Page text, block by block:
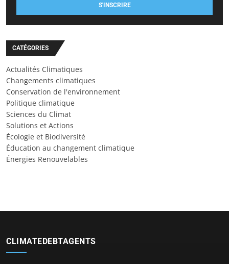
S'INSCRIRE
CATÉGORIES
Actualités Climatiques
Changements climatiques
Conservation de l'environnement
Politique climatique
Sciences du Climat
Solutions et Actions
Écologie et Biodiversité
Éducation au changement climatique
Énergies Renouvelables
CLIMATEDEBTAGENTS